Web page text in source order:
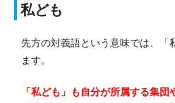
私ども
先方の対義語という意味では、「
ます。
「私ども」も自分が所属する集団